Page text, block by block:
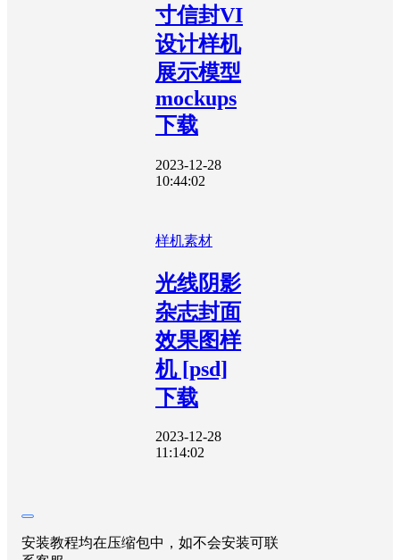
寸信封VI
设计样机
展示模型
mockups
下载
2023-12-28
10:44:02
样机素材
光线阴影
杂志封面
效果图样
机 [psd]
下载
2023-12-28
11:14:02
安装教程均在压缩包中，如不会安装可联